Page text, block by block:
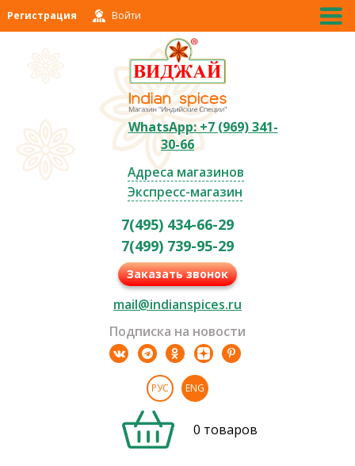
Регистрация Войти
WhatsApp: +7 (969) 341-
30-66
Адреса магазинов
Экспресс-магазин
7(495) 434-66-29
7(499) 739-95-29
Заказать звонок
mail@indianspices.ru
Подписка на новости
РУС ENG
0 товаров